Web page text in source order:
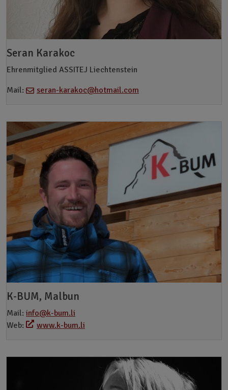
Seran Karakoc
Ehrenmitglied ASSITEJ Liechtenstein
Mail:
seran-karakoc@hotmail.com
K-BUM, Malbun
Mail: info@k-bum.li
Web:
www.k-bum.li